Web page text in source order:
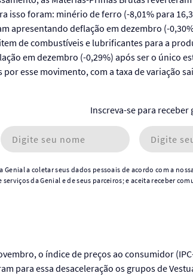
isso foram: minério de ferro (-8,01% para
apresentando deflação em dezembro (-
de combustíveis e lubrificantes para a
em dezembro (-0,29%) após ser o único
esse movimento, com a taxa de variação
Inscreva-se para
Genial a coletar seus dados pessoais de acordo com a
da Genial e de seus parceiros; e aceita receber
o índice de preços ao consumidor
para essa desaceleração os grupos de